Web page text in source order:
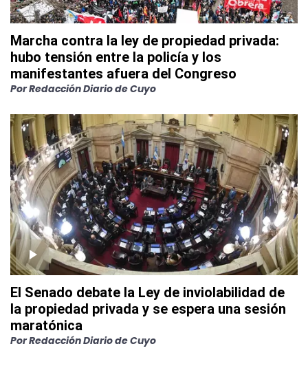
Marcha contra la ley de propiedad privada:
hubo tensión entre la policía y los
manifestantes afuera del Congreso
PorRedacción Diario de Cuyo
El Senado debate la Ley de inviolabilidad de
la propiedad privada y se espera una sesión
maratónica
PorRedacción Diario de Cuyo